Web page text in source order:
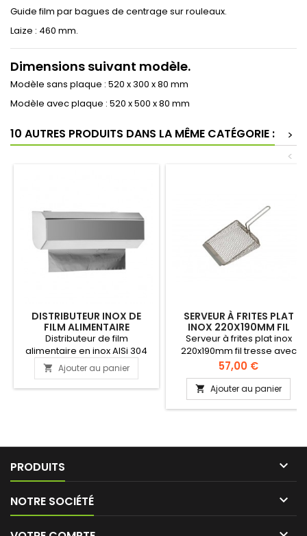
Guide film par bagues de centrage sur rouleaux.
Laize : 460 mm.
Dimensions suivant modèle.
Modèle sans plaque : 520 x 300 x 80 mm
Modèle avec plaque : 520 x 500 x 80 mm
10 AUTRES PRODUITS DANS LA MÊME CATÉGORIE :
>
<
DISTRIBUTEUR INOX DE
FILM ALIMENTAIRE
PROFESSIONNEL
Distributeur de film
alimentaire en inox AISi 304
brillant Mandrin avec cônes
et ressorts de blocage
latéral. Lame de découpe en
 Ajouter au panier
SERVEUR À FRITES PLAT
INOX 220X190MM FIL
TRESSE AVEC RACLEUR
Serveur à frites plat inox
220x190mm fil tresse avec
racleur. Pelle à frites carrée.
Avec lamelle très solide. Inox
Aisi 304. Indéformable.
Longue durée de vie. Fil
tressé pour plus de solidité.
Prix
57,00 €
 Ajouter au panier
PRODUITS 
NOTRE SOCIÉTÉ 